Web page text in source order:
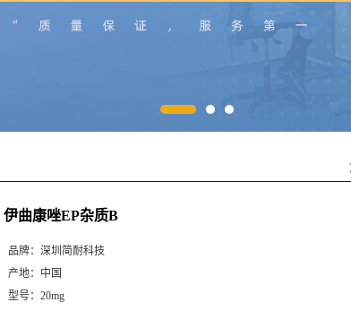
伊曲康唑EP杂质B
品牌： 深圳简耐科技
产地： 中国
型号： 20mg